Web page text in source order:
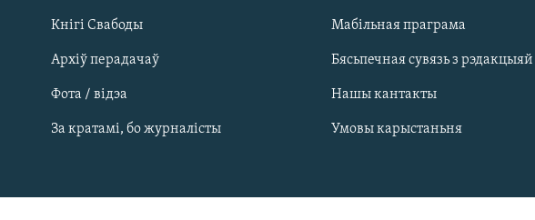
САЧЫЦЕ ЗА АБНАЎЛЕНЬНЯМІ
Кнігі Свабоды
Архіў перадачаў
Фота / відэа
За кратамі, бо журналісты
Мабільная праграма
Бясьпечная сувязь з рэдакцыяй
Нашы кантакты
Умовы карыстаньня